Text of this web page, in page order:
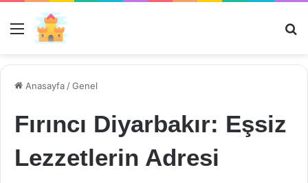
Menü
Anasayfa /Genel
Fırıncı Diyarbakır: Eşsiz
Lezzetlerin Adresi